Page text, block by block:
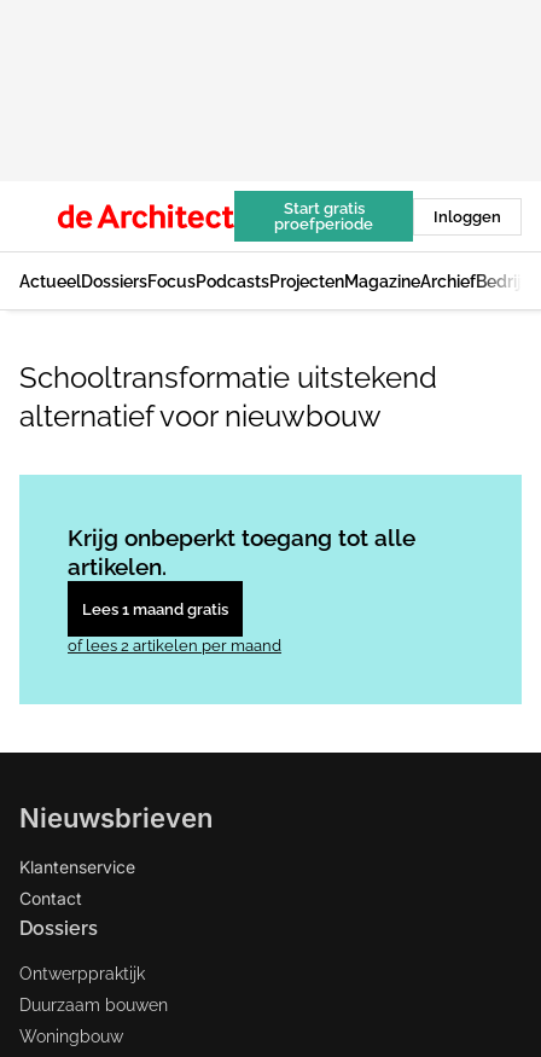
Start gratis
proefperiode
Inloggen
ActueelDossiersFocusPodcastsProjectenMagazineArchief
Schooltransformatie uitstekend
alternatief voor nieuwbouw
Krijg onbeperkt toegang tot alle
artikelen.
Lees 1 maand gratis
of lees 2 artikelen per maand
Nieuwsbrieven
Klantenservice
Contact
Dossiers
Ontwerppraktijk
Duurzaam bouwen
Woningbouw